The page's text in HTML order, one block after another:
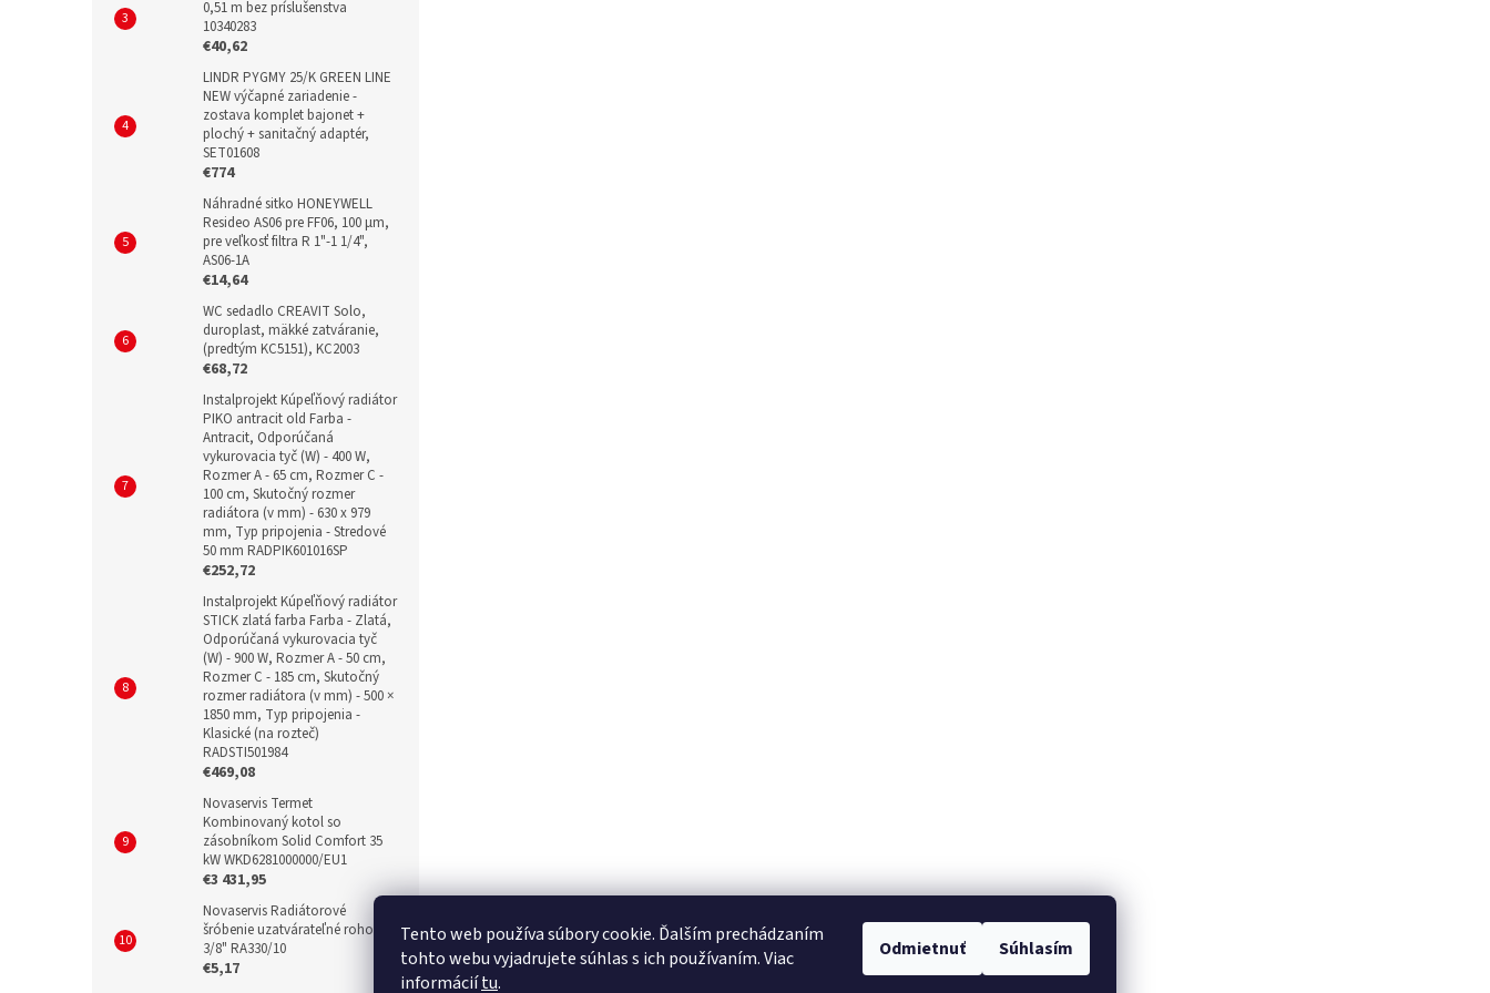
Tento web používa súbory cookie. Ďalším prechádzaním
tohto webu vyjadrujete súhlas s ich používaním. Viac
informáciítu.
Odmietnuť Súhlasím
0,51 m bez príslušenstva
10340283
€40,62
LINDR PYGMY 25/K GREEN LINE
NEW výčapné zariadenie -
zostava komplet bajonet +
plochý + sanitačný adaptér,
SET01608
€774
Náhradné sitko HONEYWELL
Resideo AS06 pre FF06, 100 µm,
pre veľkosť filtra R 1"-1 1/4",
AS06-1A
€14,64
WC sedadlo CREAVIT Solo,
duroplast, mäkké zatváranie,
(predtým KC5151), KC2003
€68,72
Instalprojekt Kúpeľňový radiátor
PIKO antracit old Farba -
Antracit, Odporúčaná
vykurovacia tyč (W) - 400 W,
Rozmer A - 65 cm, Rozmer C -
100 cm, Skutočný rozmer
radiátora (v mm) - 630 x 979
mm, Typ pripojenia - Stredové
50 mm RADPIK601016SP
€252,72
Instalprojekt Kúpeľňový radiátor
STICK zlatá farba Farba - Zlatá,
Odporúčaná vykurovacia tyč
(W) - 900 W, Rozmer A - 50 cm,
Rozmer C - 185 cm, Skutočný
rozmer radiátora (v mm) - 500 ×
1850 mm, Typ pripojenia -
Klasické (na rozteč)
RADSTI501984
€469,08
Novaservis Termet
Kombinovaný kotol so
zásobníkom Solid Comfort 35
kW WKD6281000000/EU1
€3 431,95
Novaservis Radiátorové
šróbenie uzatvárateľné rohové
3/8" RA330/10
€5,17